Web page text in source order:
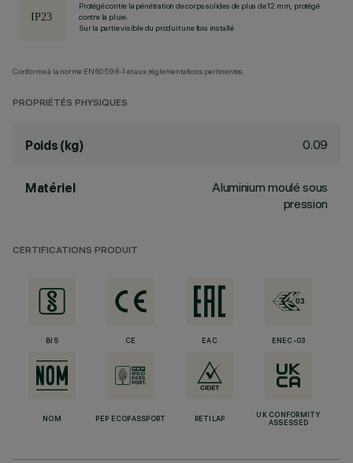
Protégé contre la pénétration de corps solides de plus de 12 mm, protégé
contre la pluie.
Sur la partie visible du produit une fois installé
Conforme à la norme EN60598-1 et aux réglementations pertinentes.
PROPRIÉTÉS PHYSIQUES
Poids (kg) 0.09
Matériel
Aluminium moulé sous
pression
CERTIFICATIONS PRODUIT
BIS CE EAC ENEC-03
NOM PEP ECOPASSPORT RETILAP
UK CONFORMITY
ASSESSED